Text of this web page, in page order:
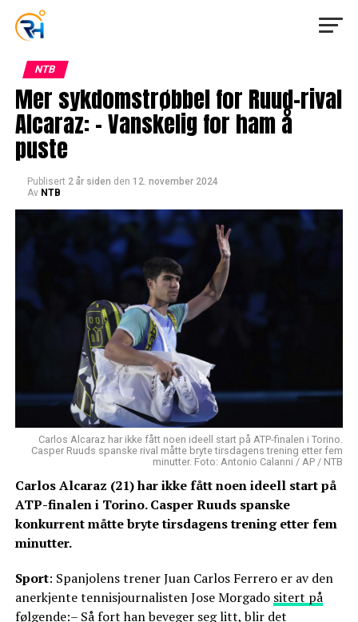
NTB
Mer sykdomstrøbbel for Ruud-rival
Alcaraz: – Vanskelig for ham å
puste
Publisert 2 år siden den 12. november 2024
Av NTB
Carlos Alcaraz har ikke fått noen ideell start på ATP-finalen i Torino.
Casper Ruuds spanske rival måtte bryte tirsdagens trening etter fem
minutter. Foto: Antonio Calanni / AP / NTB
Carlos Alcaraz (21) har ikke fått noen ideell start på
ATP-finalen i Torino. Casper Ruuds spanske
konkurrent måtte bryte tirsdagens trening etter fem
minutter.
Sport: Spanjolens trener Juan Carlos Ferrero er av den
anerkjente tennisjournalisten Jose Morgado sitert på
følgende:– Så fort han beveger seg litt, blir det